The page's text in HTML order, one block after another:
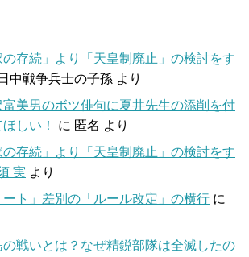
存続」より「天皇制廃止」の検討をす
中戦争兵士の子孫 より
美男のボツ俳句に夏井先生の添削を付
しい！
に 匿名 より
存続」より「天皇制廃止」の検討をす
実 より
ート」差別の「ルール改定」の横行 に
の戦いとは？なぜ精鋭部隊は全滅したの